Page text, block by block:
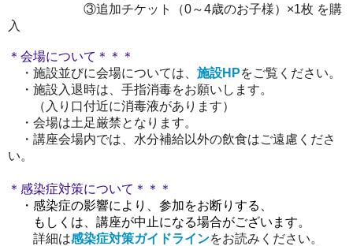
③追加チケット（0～4歳のお子様）×1枚 を購
入
＊会場について＊＊＊
・施設並びに会場については、 施設HPをご覧ください。
・施設入退時は、手指消毒をお願いします。
（入り口付近に消毒液があります）
・ 会場は土足厳禁となります。
・講座会場内では、水分補給以外の飲食はご遠慮くださ
い。
＊感染症対策について＊＊＊
・感染症の影響により、参加をお断りする、
もしくは、講座が中止になる場合がございます。
詳細は感染症対策ガイドラインをお読みください。